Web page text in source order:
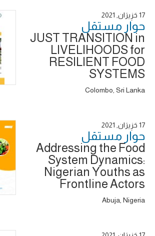
17 حَزِيرَان, 2021
حوار ‎مستقل
JUST TRANSITION in
LIVELIHOODS for
RESILIENT FOOD
SYSTEMS
Colombo, Sri Lanka
17 حَزِيرَان, 2021
حوار ‎مستقل
Addressing the Food
System Dynamics:
Nigerian Youths as
Frontline Actors
Abuja, Nigeria